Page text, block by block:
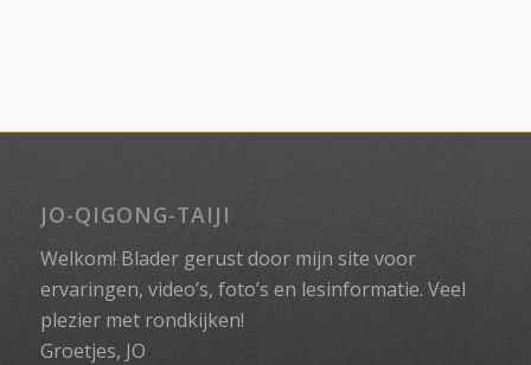
JO-QIGONG-TAIJI
Welkom! Blader gerust door mijn site voor
ervaringen, video’s, foto’s en lesinformatie. Veel
plezier met rondkijken!
Groetjes, JO